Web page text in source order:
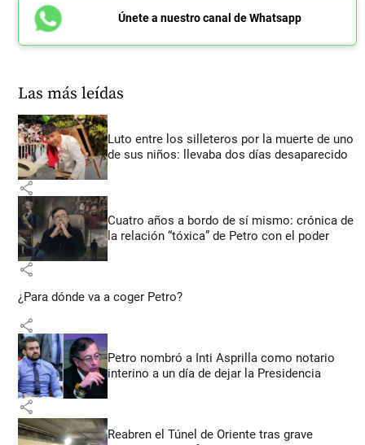
Únete a nuestro canal de Whatsapp
Las más leídas
Luto entre los silleteros por la muerte de uno
de sus niños: llevaba dos días desaparecido
share
Cuatro años a bordo de sí mismo: crónica de
la relación “tóxica” de Petro con el poder
share
¿Para dónde va a coger Petro?
share
Petro nombró a Inti Asprilla como notario
interino a un día de dejar la Presidencia
share
Reabren el Túnel de Oriente tras grave